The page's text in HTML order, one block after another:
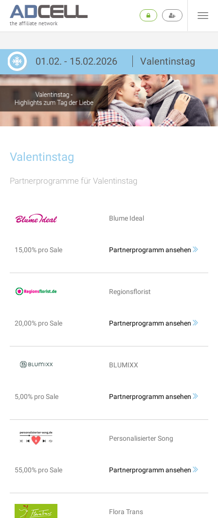
the affiliate network
01.02. - 15.02.2026 Valentinstag
Valentinstag
Partnerprogramme für Valentinstag
Blume Ideal
15,00% pro Sale Partnerprogramm ansehen
Regionsflorist
20,00% pro Sale Partnerprogramm ansehen
BLUMIXX
5,00% pro Sale Partnerprogramm ansehen
Personalisierter Song
55,00% pro Sale Partnerprogramm ansehen
Flora Trans